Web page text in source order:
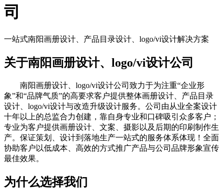
司
一站式南阳画册设计、产品目录设计、logo/vi设计解决方案
关于南阳画册设计、logo/vi设计公司
南阳画册设计、logo/vi设计公司致力于为注重“企业形
象”和“品牌气质”的高要求客户提供整体画册设计、产品目录
设计、logo/vi设计与改造升级设计服务。公司由从业全案设计
十年以上的总监合力创建，靠自身专业和口碑吸引众多客户；
专业为客户提供画册设计、文案、摄影以及后期的印刷制作生
产。保证策划、设计到落地生产一站式的服务体系体现！全面
协助客户以低成本、高效的方式推广产品与公司品牌形象宣传
最佳效果。
为什么选择我们